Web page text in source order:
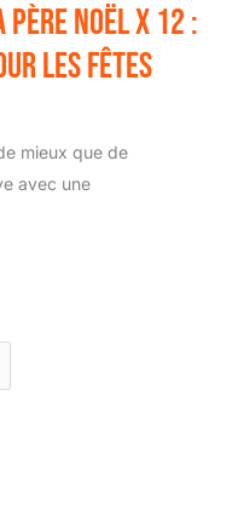
Père Noël x 12 :
les Fêtes
mieux que de
avec une